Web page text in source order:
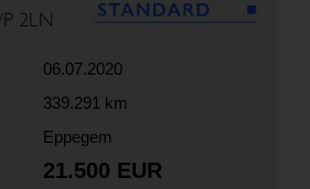
2LN
06.07.2020
339.291 km
Eppegem
21.500 EUR